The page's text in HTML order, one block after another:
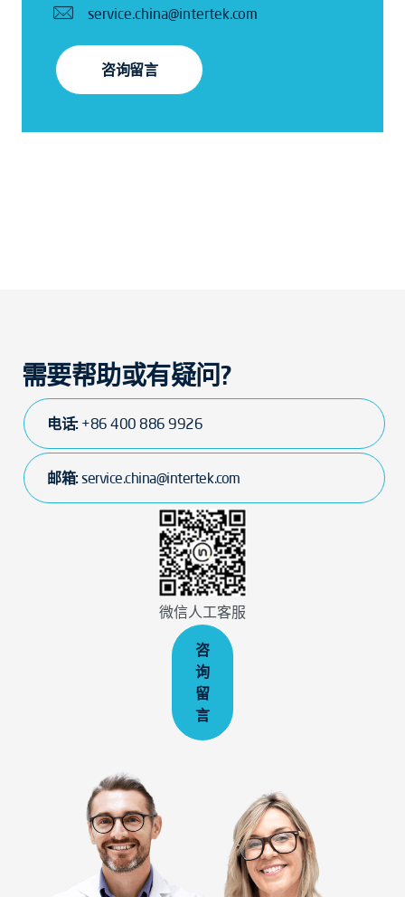
service.china@intertek.com
咨询留言
需要帮助或有疑问?
电话: +86 400 886 9926
邮箱:service.china@intertek.com
微信人工客服
咨
询
留
言